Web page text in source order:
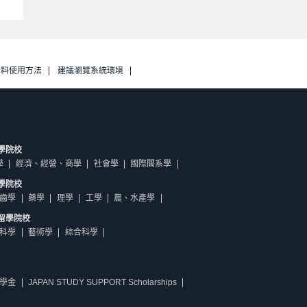
使用方法 建議瀏覽系統環境
院校
經濟、經營、商學 社會學 國際關系學
院校
學
藥學 理學 工學 農、水產學
學院校
學
藝術學 綜合科學
金 JAPAN STUDY SUPPORT Scholarships